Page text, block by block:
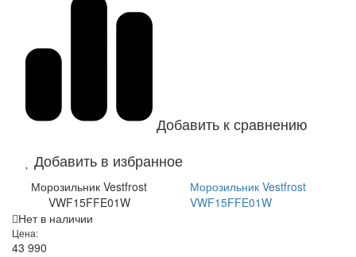
Добавить к сравнению
Добавить в избранное
Морозильник Vestfrost
VWF15FFE01W
Морозильник Vestfrost
VWF15FFE01W
Нет в наличии
Цена:
43 990